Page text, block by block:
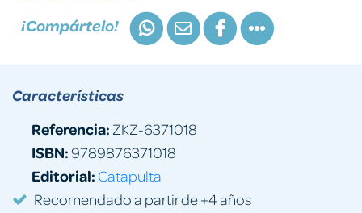
¡Compártelo!
Características
Referencia: ZKZ-6371018
ISBN:9789876371018
Editorial: Catapulta
Recomendado a partir de +4 años